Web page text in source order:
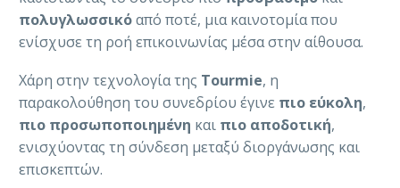
πολυγλωσσικόαπό ποτέ, μια καινοτομία που
ενίσχυσε τη ροή επικοινωνίας μέσα στην αίθουσα.
Χάρη στην τεχνολογία της Tourmie, η
παρακολούθηση του συνεδρίου έγινε πιο εύκολη,
πιο προσωποποιημένη και πιο αποδοτική,
ενισχύοντας τη σύνδεση μεταξύ διοργάνωσης και
επισκεπτών.